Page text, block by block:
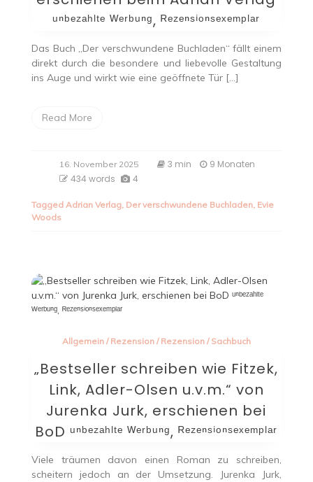
ᵘⁿᵇᵉᶻᵃʰˡᵗᵉ ᵂᵉʳᵇᵘⁿᵍ, ᴿᵉᶻᵉⁿˢⁱᵒⁿˢᵉˣᵉᵐᵖˡᵃʳ
Das Buch „Der verschwundene Buchladen“ fällt einem
direkt durch die besondere und liebevolle Gestaltung
ins Auge und wirkt wie eine geöffnete Tür […]
Read More
16. November 2025 3 min
9 Monaten
434 words
4
Tagged Adrian Verlag, Der verschwundene Buchladen, Evie
Woods
Allgemein/ Rezension/ Rezension/ Sachbuch
„Bestseller schreiben wie Fitzek,
Link, Adler-Olsen u.v.m.“ von
Jurenka Jurk, erschienen bei
BoD ᵘⁿᵇᵉᶻᵃʰˡᵗᵉ ᵂᵉʳᵇᵘⁿᵍ, ᴿᵉᶻᵉⁿˢⁱᵒⁿˢᵉˣᵉᵐᵖˡᵃʳ
Viele träumen davon einen Roman zu schreiben,
scheitern jedoch an der Umsetzung. Jurenka Jurk,